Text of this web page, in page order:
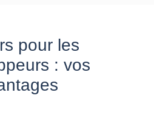
pour les
: vos